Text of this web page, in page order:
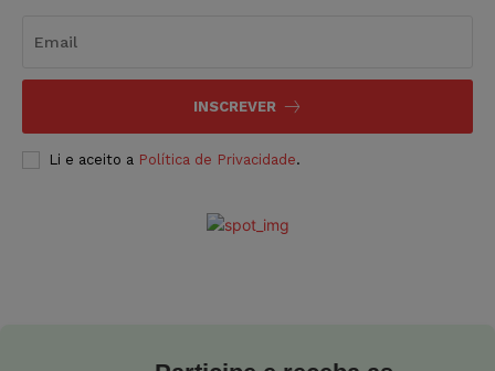
INSCREVER
Li e aceito a Política de Privacidade.